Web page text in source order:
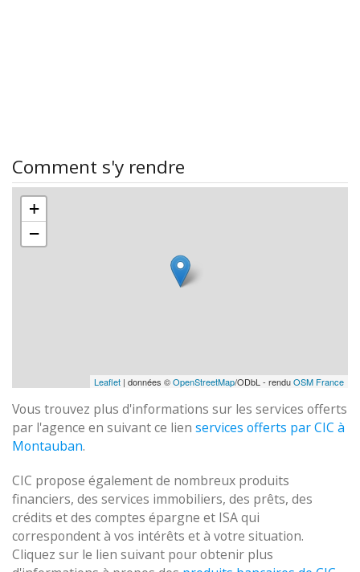
Comment s'y rendre
+
−
Leaflet | données ©OpenStreetMap/ODbL - renduOSM France
Vous trouvez plus d'informations sur les services offerts
par l'agence en suivant ce lien services offerts par CIC à
Montauban.
CIC propose également de nombreux produits
financiers, des services immobiliers, des prêts, des
crédits et des comptes épargne et ISA qui
correspondent à vos intérêts et à votre situation.
Cliquez sur le lien suivant pour obtenir plus